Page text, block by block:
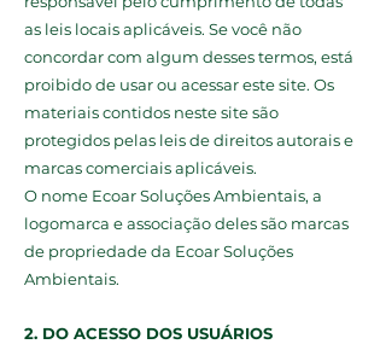
as leis locais aplicáveis. Se você não
concordar com algum desses termos, está
proibido de usar ou acessar este site. Os
materiais contidos neste site são
protegidos pelas leis de direitos autorais e
marcas comerciais aplicáveis.
O nome Ecoar Soluções Ambientais, a
logomarca e associação deles são marcas
de propriedade da Ecoar Soluções
Ambientais.
2. DO ACESSO DOS USUÁRIOS